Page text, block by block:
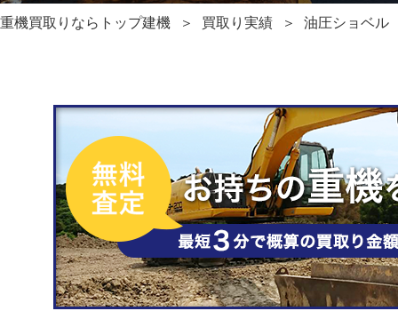
重機買取りならトップ建機 買取り実績 油圧ショベ